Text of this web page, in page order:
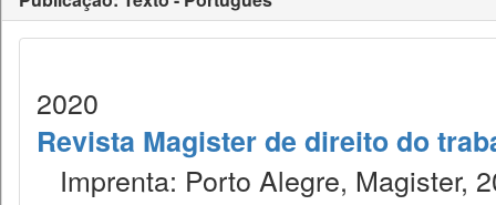
2020
Revista Magister de direito do
Imprenta: Porto Alegre, Magister,